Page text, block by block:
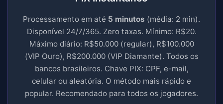
Processamento em até 5 minutos (média: 2 min).
Disponível 24/7/365. Zero taxas. Mínimo: R$20.
Máximo diário: R$50.000 (regular), R$100.000
(VIP Ouro), R$200.000 (VIP Diamante). Todos os
bancos brasileiros. Chave PIX: CPF, e-mail,
celular ou aleatória. O método mais rápido e
popular. Recomendado para todos os jogadores.